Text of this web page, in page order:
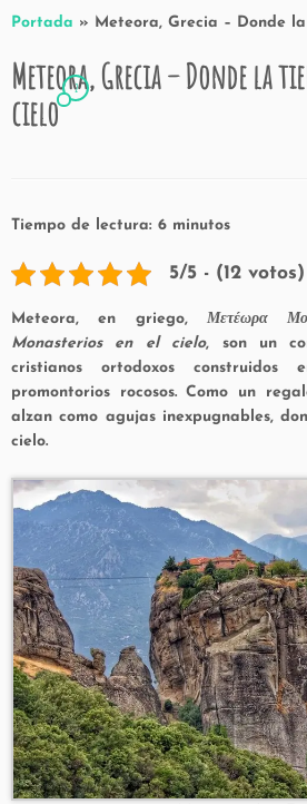
Portada » Meteora, Grecia – Donde
Meteora, Grecia – Donde la
cielo
2
Tiempo de lectura: 6 minutos
5/5 - (12 votos)
Meteora, en griego, Μετέωρα
Monasterios en el cielo, son un
cristianos ortodoxos
promontorios rocosos. Como un
alzan como agujas inexpugnables,
cielo.